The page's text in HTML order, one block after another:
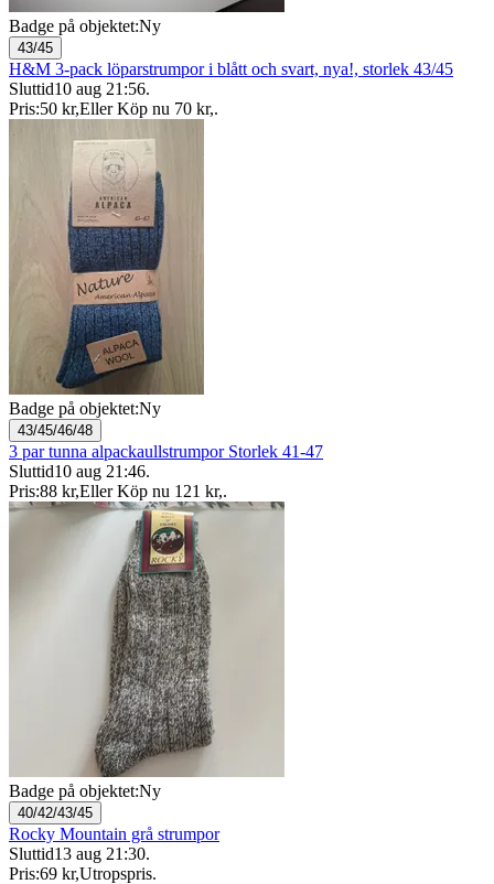
Badge på objektet:Ny
43/45
H&M 3-pack löparstrumpor i blått och svart, nya!, storlek 43/45
Sluttid10 aug 21:56.
Pris:50 kr,Eller Köp nu 70 kr,.
Badge på objektet:Ny
43/45/46/48
3 par tunna alpackaullstrumpor Storlek 41-47
Sluttid10 aug 21:46.
Pris:88 kr,Eller Köp nu 121 kr,.
Badge på objektet:Ny
40/42/43/45
Rocky Mountain grå strumpor
Sluttid13 aug 21:30.
Pris:69 kr,Utropspris.